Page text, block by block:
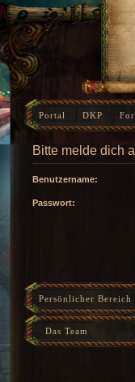
Portal DKP
Bitte melde dich
Benutzername:
Passwort:
Persönlicher Bereich
Das Team